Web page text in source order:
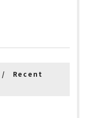
Recent